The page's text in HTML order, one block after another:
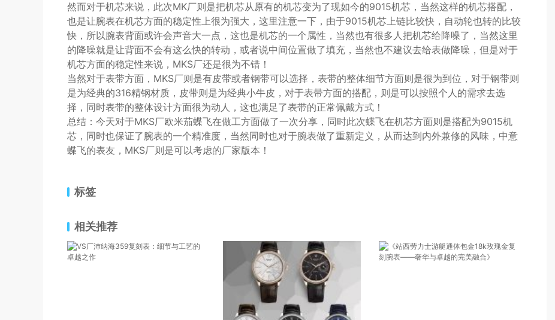
然而对于机芯来说，此次MK厂则是把机芯从原有的机芯变为了现如今的9015机芯，当然这样的机芯搭配，
也是让腕表在机芯方面的稳定性上很为强大，这里注意一下，由于9015机芯上链比较快，自动轮也转的比较
快，所以腕表背面或许会声音大一点，这也是机芯的一个属性，当然也有很多人把机芯给降噪了，当然这里
的降噪就是让背面不会有这么快的转动，或者说中间位置做了填充，当然也不建议去给表做降噪，但是对于
机芯方面的稳定性来说，MKS厂还是很为不错！
当然对于表带方面，MKS厂则是有皮带或者钢带可以选择，表带的整体细节方面则是很为到位，对于钢带则
是为经典的316精钢材质，皮带则是为经典小牛皮，对于表带方面的搭配，则是可以按照个人的需求去选
择，同时表带的整体设计方面很为动人，这也满足了表带的正常佩戴方式！
总结：今天对于MKS厂欧米茄蝶飞在做工方面做了一次分享，同时此次蝶飞在机芯方面则是搭配为9015机
芯，同时也保证了腕表的一个精准度，当然同时也对于腕表做了重新定义，从而达到内外兼修的风味，中意
蝶飞的表友，MKS厂则是可以考虑的厂家版本！
标签
相关推荐